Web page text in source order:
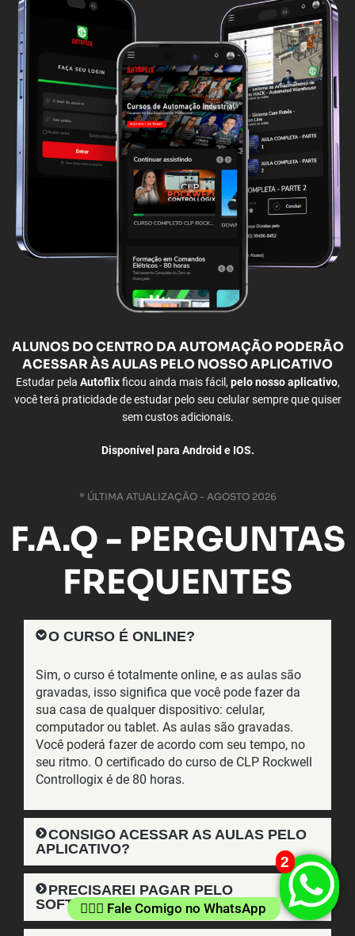
ALUNOSDO CENTRO DA AUTOMAÇÃO PODERÃO
ACESSAR ÀSAULAS PELO NOSSO APLICATIVO
Estudar pela Autoflixficou ainda mais fácil, pelo nosso aplicativo,
você terá praticidade de estudar pelo seu celular sempre que quiser
sem custos adicionais.
Disponível para Android e IOS.
* ÚLTIMA ATUALIZAÇÃO - AGOSTO 2026
F.A.Q - PERGUNTAS
FREQUENTES
O CURSO É ONLINE?
Sim, o curso é totalmente online, e as aulas são
gravadas, isso significa que você pode fazer da
sua casa de qualquer dispositivo: celular,
computador ou tablet. As aulas são gravadas.
Você poderá fazer de acordo com seu tempo, no
seu ritmo. O certificado do curso de CLP Rockwell
Controllogix é de 80 horas.
CONSIGO ACESSAR AS AULAS PELO
APLICATIVO?
PRECISAREI PAGAR PELO
SOFTWARE?
2
👷🏻‍♂️ Fale Comigo no WhatsApp